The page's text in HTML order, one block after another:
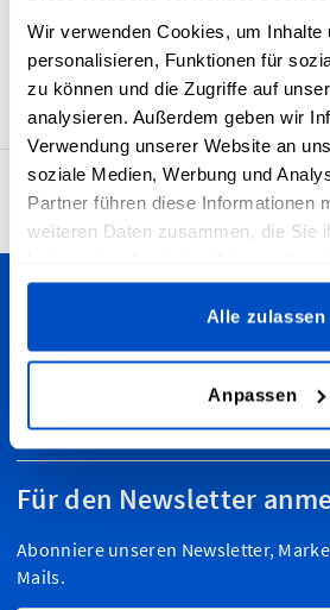
Wir verwenden Cookies, um Inhalte
personalisieren, Funktionen für
zu können und die Zugriffe auf
analysieren. Außerdem geben wir
Verwendung unserer Website an
soziale Medien, Werbung und
Partner führen diese Informationen
weiteren Daten zusammen, die Sie
gesammelt haben.
Alle zulassen
Anpassen
verfügt über eine horizontale
Nahtzugabe, was das Einnähen in
4.7
Personalisiere deine
Wir versenden in die Schweiz - egal,
Basel, Luzern oder anderswo
weltweit!
Für den Newsletter
Abonniere unseren Newsletter,
Mails.